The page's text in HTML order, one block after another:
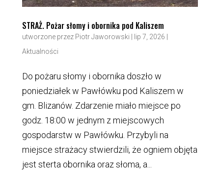
STRAŻ. Pożar słomy i obornika pod Kaliszem
utworzone przez Piotr Jaworowski lip 7, 2026
Aktualności
Do pożaru słomy i obornika doszło w
poniedziałek w Pawłówku pod Kaliszem w
gm. Blizanów. Zdarzenie miało miejsce po
godz. 18:00 w jednym z miejscowych
gospodarstw w Pawłówku. Przybyli na
miejsce strażacy stwierdzili, że ogniem objęta
jest sterta obornika oraz słoma, a...